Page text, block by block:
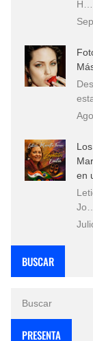
H…
en
Jo…
BUSCAR
PRESENTA